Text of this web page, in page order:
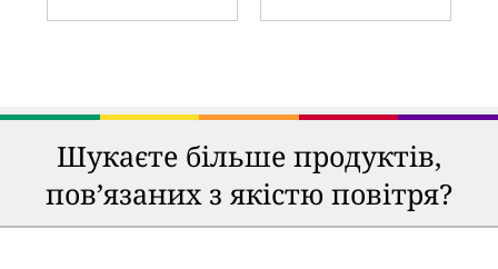
Шукаєте більше продуктів,
пов’язаних з якістю повітря?